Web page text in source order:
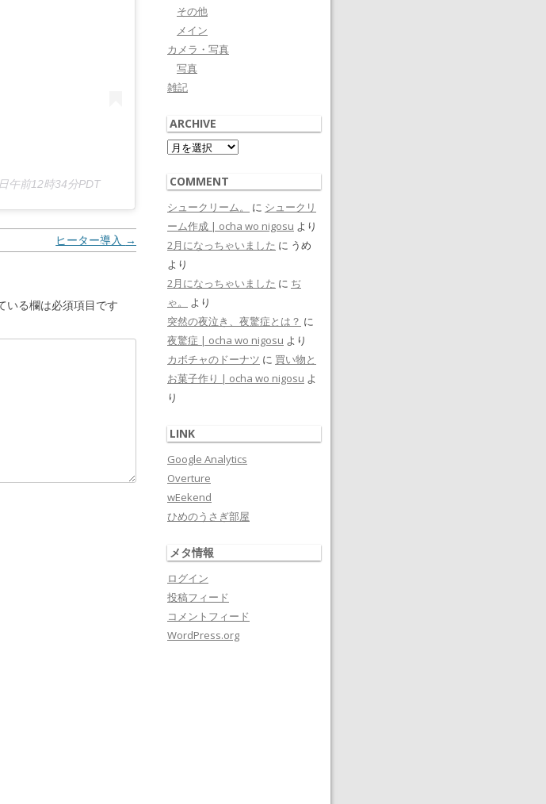
午前12時34分PDT
ヒーター導入 →
いる欄は必須項目です
その他
メイン
カメラ・写真
写真
雑記
ARCHIVE
Archive
COMMENT
シュークリーム。 に シュークリ
ーム作成 | ocha wo nigosu より
2月になっちゃいました に うめ
より
2月になっちゃいました に ぢ
ゃ。
より
突然の夜泣き、夜驚症とは？ に
夜驚症 | ocha wo nigosu より
カボチャのドーナツ に 買い物と
お菓子作り | ocha wo nigosu よ
り
LINK
Google Analytics
Overture
wEekend
ひめのうさぎ部屋
メタ情報
ログイン
投稿フィード
コメントフィード
WordPress.org